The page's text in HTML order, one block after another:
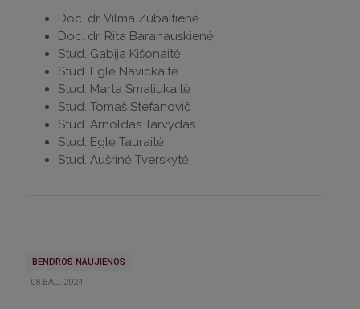
Doc. dr. Vilma Zubaitienė
Doc. dr. Rita Baranauskienė
Stud. Gabija Kišonaitė
Stud. Eglė Navickaitė
Stud. Marta Smaliukaitė
Stud. Tomaš Stefanovič
Stud. Arnoldas Tarvydas
Stud. Eglė Tauraitė
Stud. Aušrinė Tverskytė
BENDROS NAUJIENOS
08.BAL..2024